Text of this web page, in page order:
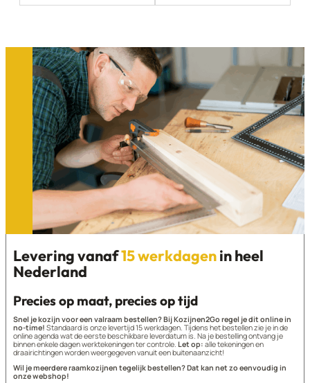
Levering vanaf15 werkdagenin heel
Nederland
Precies op maat, precies op tijd
Snel je kozijn voor een valraam bestellen? Bij Kozijnen2Go regel je dit online in
no-time! Standaard is onze levertijd 15 werkdagen. Tijdens het bestellen zie je in de
online agenda wat de eerste beschikbare leverdatum is. Na je bestelling ontvang je
binnen enkele dagen werktekeningen ter controle. Let op: alle tekeningen en
draairichtingen worden weergegeven vanuit een buitenaanzicht!
Wil je meerdere raamkozijnen tegelijk bestellen? Dat kan net zo eenvoudig in
onze webshop!